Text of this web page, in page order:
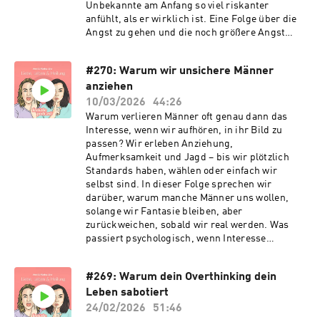
Unbekannte am Anfang so viel riskanter
anfühlt, als er wirklich ist. Eine Folge über die
Angst zu gehen und die noch größere Angst
#270: Warum wir unsichere Männer
anziehen
10/03/2026
44:26
Warum verlieren Männer oft genau dann das
Interesse, wenn wir aufhören, in ihr Bild zu
passen? Wir erleben Anziehung,
Aufmerksamkeit und Jagd – bis wir plötzlich
Standards haben, wählen oder einfach wir
selbst sind. In dieser Folge sprechen wir
darüber, warum manche Männer uns wollen,
solange wir Fantasie bleiben, aber
zurückweichen, sobald wir real werden. Was
passiert psychologisch, wenn Interesse
gleichzeitig bedrohlich? Und was sagt es über
uns aus, wenn sich dieses Muster wiederholt?
#269: Warum dein Overthinking dein
Leben sabotiert
24/02/2026
51:46